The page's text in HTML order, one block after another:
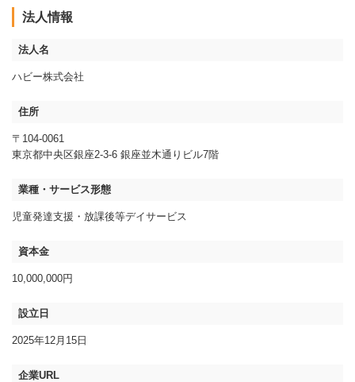
法人情報
法人名
ハビー株式会社
住所
〒104-0061
東京都中央区銀座2-3-6 銀座並木通りビル7階
業種・サービス形態
児童発達支援・放課後等デイサービス
資本金
10,000,000円
設立日
2025年12月15日
企業URL